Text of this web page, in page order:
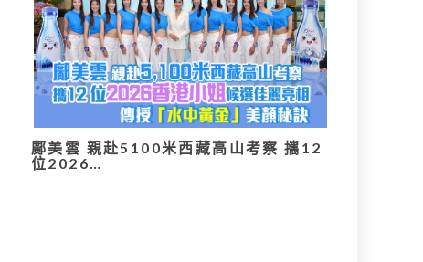
鄺美雲 親赴5100米西藏高山考察 攜12
位2026…